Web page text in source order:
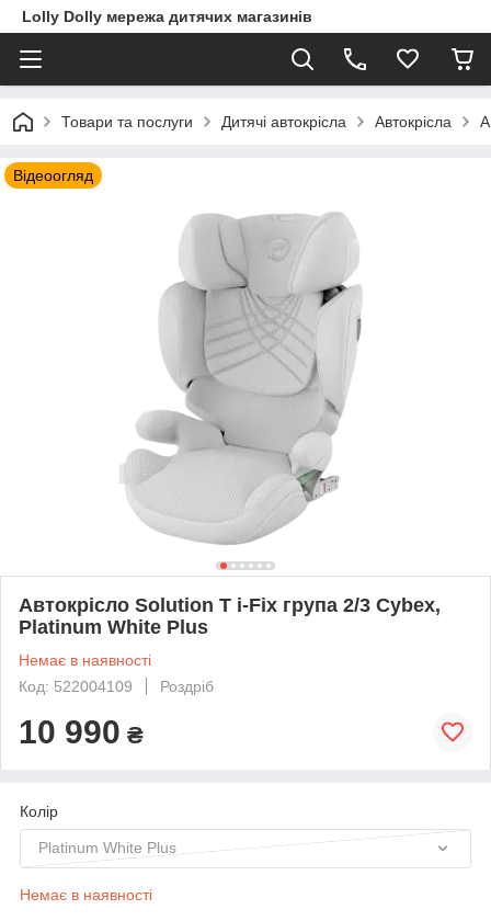
Lolly Dolly мережа дитячих магазинів
Товари та послуги Дитячі автокрісла Автокрісла
Відеоогляд
Автокрісло Solution T i-Fix група 2/3 Cybex,
Platinum White Plus
Немає в наявності
Код: 522004109
Роздріб
10 990 ₴
Колір
Platinum White Plus
Немає в наявності